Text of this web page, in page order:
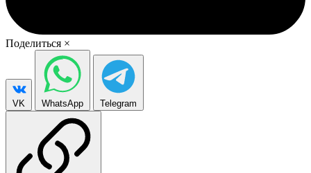
Поделиться ×
VK WhatsApp Telegram